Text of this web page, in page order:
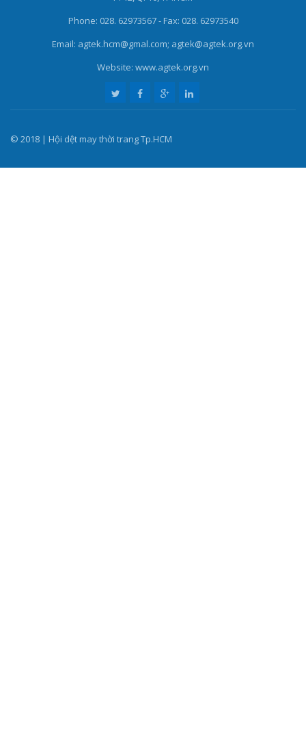
Phone: 028. 62973567 - Fax: 028. 62973540
Email: agtek.hcm@gmal.com; agtek@agtek.org.vn
Website: www.agtek.org.vn
© 2018 | Hội dệt may thời trang Tp.HCM